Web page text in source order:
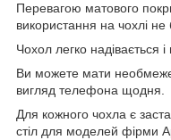
Перевагою матового
використання на чохлі не
Чохол легко надівається
Ви можете мати
вигляд телефона щодня.
Для кожного чохла є
стіл для моделей фірми